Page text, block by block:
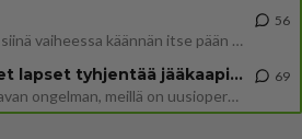
Mutta mies vain tuijottaa, siinä vaiheessa käännän itse pään pois. Mikä juttu? Yleensä jos joku tuijottaa tai katsoo, hä
56
Uusioperheen aikuiset lapset tyhjentää jääkaapin käydessään
Miten selvittäisitte seuraavan ongelman, meillä on uusioperhe, minulla teini-ikäiset lapset ja puolisolla aikuiset, jotk
69